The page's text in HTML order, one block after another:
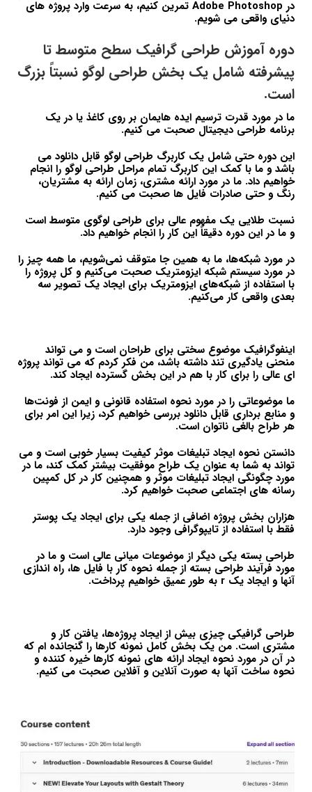
در Adobe Photoshop تمرین کنیم، به سرعت وارد پروژه های
دنیای واقعی می شویم.
دوره آموزش طراحی گرافیک سطح متوسط تا
پیشرفته شامل یک بخش طراحی لوگو نسبتاً بزرگ
است.
ما در مورد قدرت ترسیم ایده هایمان بر روی کاغذ یا در یک
برنامه طراحی دیجیتال صحبت می کنیم.
این دوره حتی شامل یک کاربرگ طراحی لوگو قابل دانلود می
باشد و ما با کمک این کاربرگ تمام مراحل طراحی لوگو را انجام
خواهیم داد. ما در مورد ارائه مشتری، زمان ارائه به مشتریان،
رنگ و حتی صادرات فایل ها صحبت می کنیم.
نسبت طلایی یک مفهوم عالی برای طراحی لوگوی متوسط است
و ما در این دوره دقیقاً این کار را انجام خواهیم داد.
در مورد شبکه‌ها، ما به همین جا متوقف نمی‌شویم، ما همه چیز را
در مورد سیستم شبکه ایزومتریک صحبت می‌کنیم و کل پروژه را
با استفاده از شبکه‌های ایزومتریک برای ایجاد یک تصویر سه
بعدی واقعی کار می‌کنیم.
اینفوگرافیک موضوع سختی برای طراحان است و می تواند
منحنی یادگیری تند داشته باشد، من فکر کردم که می تواند پروژه
ای عالی را برای کار با هم در این بخش گسترده ایجاد کند.
ما موضوعاتی را در مورد نحوه استفاده قانونی و ایمن از فونت‌ها
و منابع برداری قابل دانلود بررسی خواهیم کرد، زیرا این امر برای
هر طراح بالغی ناتوان است.
دانستن نحوه ایجاد تبلیغات موثر کیفیت بسیار خوبی است و می
تواند به شما به عنوان یک طراح موفقیت بیشتر کمک کند، ما در
مورد چگونگی ایجاد تبلیغات موثر و همچنین کار در کل کمپین
رسانه های اجتماعی صحبت خواهیم کرد.
هزاران بخش پروژه اضافی از جمله یکی برای ایجاد یک پوستر
فقط با استفاده از تایپوگرافی وجود دارد.
طراحی بسته یکی دیگر از موضوعات میانی عالی است و ما در
مورد فرآیند طراحی بسته از جمله نحوه کار با فایل ها، راه اندازی
آنها و ایجاد یک r به طور عمیق خواهیم پرداخت.
طراحی گرافیکی چیزی بیش از ایجاد پروژه‌ها، یافتن کار و
مشتری است. من یک بخش کامل نمونه کارها را گنجانده ام که
در آن در مورد نحوه ایجاد ارائه های نمونه کارها خیره کننده و
نحوه ساخت آنها به صورت آنلاین و آفلاین صحبت می کنیم.